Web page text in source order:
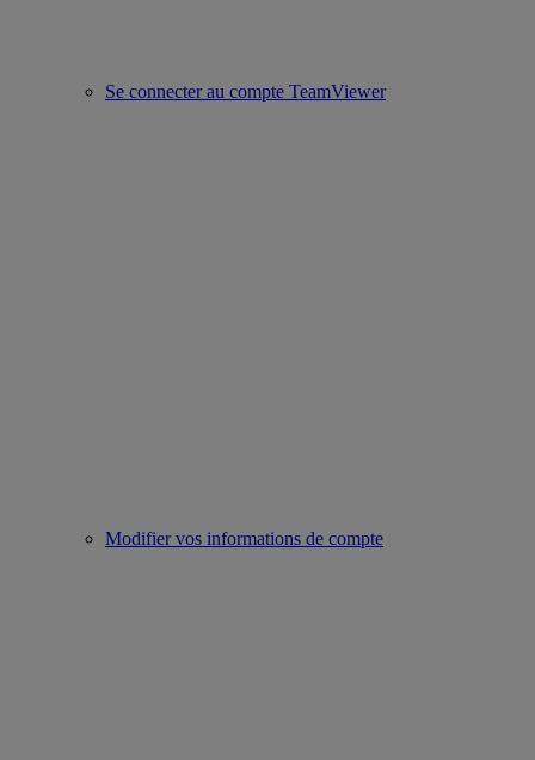
Se connecter au compte TeamViewer
Modifier vos informations de compte